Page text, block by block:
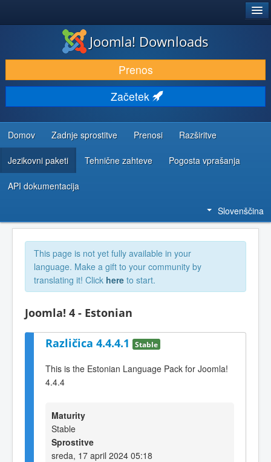
PRENESI IN RAZŠIRI
ODKRIJTE & IZVEJTE
SKUPNOST IN PODPORA
VIRI ZA RAZVIJALCE
Joomla! Downloads
Prenos
Začetek
Domov Zadnje sprostitve Prenosi Razširitve
Jezikovni paketi Tehnične zahteve Pogosta vprašanja
API dokumentacija
Slovenščina
This page is not yet fully available in your
language. Make a gift to your community by
translating it! Click here to start.
Joomla! 4 - Estonian
Različica 4.4.4.1 Stable
This is the Estonian Language Pack for Joomla!
4.4.4
Maturity
Stable
Sprostitve
sreda, 17 april 2024 05:18